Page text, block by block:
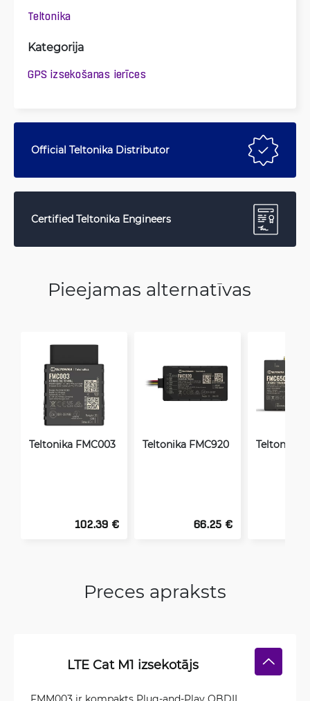
Teltonika
Kategorija
GPS izsekošanas ierīces
Official Teltonika Distributor
Certified Teltonika Engineers
Pieejamas alternatīvas
Teltonika FMC003
102.39 €
Teltonika FMC920
66.25 €
Teltonika
Preces apraksts
LTE Cat M1 izsekotājs